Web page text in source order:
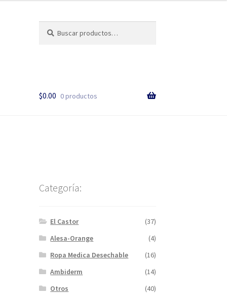
$0.00 0 productos
Categoría:
El Castor
(37)
Alesa-Orange
(4)
Ropa Medica Desechable
(16)
Ambiderm
(14)
Otros
(40)